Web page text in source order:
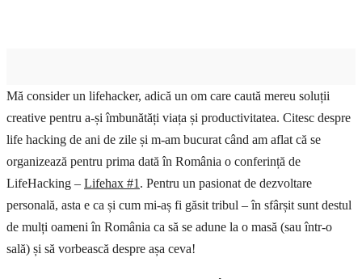
Mă consider un lifehacker, adică un om care caută mereu soluții
creative pentru a-și îmbunătăți viața și productivitatea. Citesc despre
life hacking de ani de zile și m-am bucurat când am aflat că se
organizează pentru prima dată în România o conferință de
LifeHacking – Lifehax #1 . Pentru un pasionat de dezvoltare
personală, asta e ca și cum mi-aș fi găsit tribul – în sfârșit sunt destul
de mulți oameni în România ca să se adune la o masă (sau într-o
sală) și să vorbească despre așa ceva!